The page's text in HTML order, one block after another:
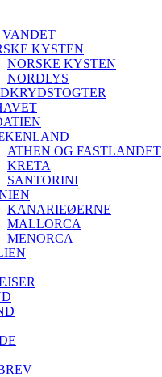
VANDET
KYSTEN
NORSKE KYSTEN
NORDLYS
ATHEN OG FASTLANDET
KRETA
SANTORINI
KANARIEØERNE
MALLORCA
MENORCA